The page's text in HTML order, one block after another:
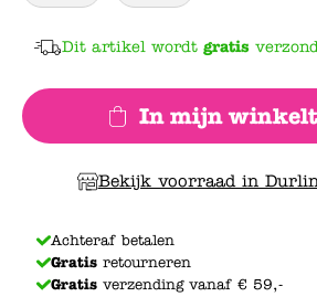
Dit artikel wordt gratis
In mijn
Bekijk voorraad in
Achteraf betalen
Gratis retourneren
Gratis verzending vanaf € 59,-